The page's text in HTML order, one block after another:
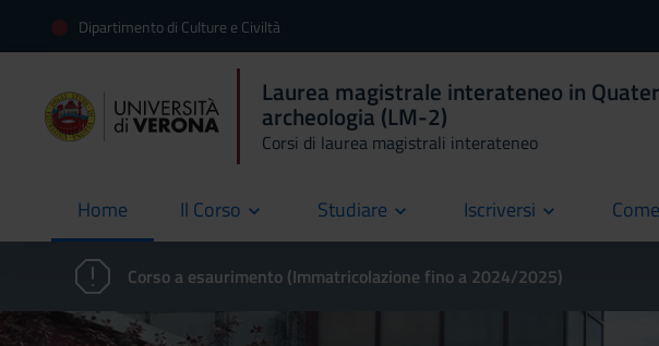
Dipartimento di Culture e Civiltà
Laurea magistrale interateneo in
archeologia (LM-2)
Corsi di laurea magistrali interateneo
Home
current Il Corso Studiare Iscriversi
Corso a esaurimento (Immatricolazione fino a 2024/2025)